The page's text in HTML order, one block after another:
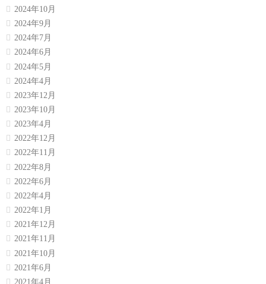
2024年10月
2024年9月
2024年7月
2024年6月
2024年5月
2024年4月
2023年12月
2023年10月
2023年4月
2022年12月
2022年11月
2022年8月
2022年6月
2022年4月
2022年1月
2021年12月
2021年11月
2021年10月
2021年6月
2021年4月